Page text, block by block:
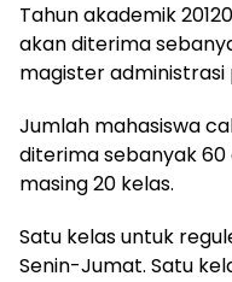
Tahun akademik
akan diterima
magister administrasi
Jumlah mahasiswa
diterima sebanyak
masing 20 kelas.
Satu kelas untuk
Senin-Jumat. Satu